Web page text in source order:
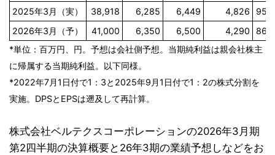
2025年3月（実）
38,918 6,285 6,449 4,826
2026年3月（予）
41,000 6,350 6,500 4,290
*単位：百万円、円。予想は会社側予想。当期純利益は親会社株主
に帰属する当期純利益。以下同様。
*2022年7月1日付で1：3と2025年9月1日付で1：2の株式分割を
実施。DPSとEPSは遡及して再計算。
株式会社ベルテクスコーポレーションの2026年3月期
第2四半期の決算概要と26年3期の業績予想しなどをお